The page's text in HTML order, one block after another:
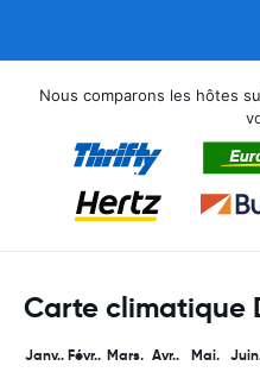
Nous comparons les hôtes
Carte climatique
Janv.. Févr.. Mars. Avr.. Mai.